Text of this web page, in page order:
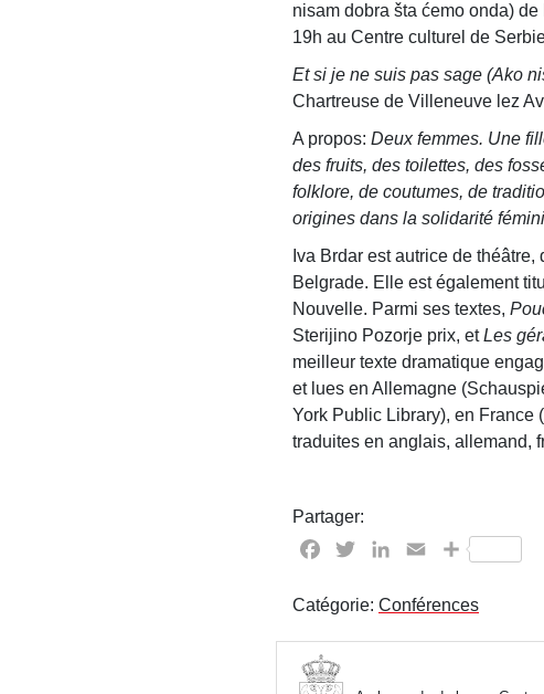
nisam dobra šta ćemo onda)
19h au Centre culturel de
Et si je ne suis pas sage (Ako
Chartreuse de Villeneuve lez
A propos: Deux femmes. Une
des fruits, des toilettes, des
folklore, de coutumes, de
origines dans la solidarité
Iva Brdar est autrice de
Belgrade. Elle est également
Nouvelle. Parmi ses textes,
Sterijino Pozorje prix, etLes
meilleur texte dramatique
et lues en Allemagne
York Public Library), en France
traduites en anglais, allemand,
Partager:
Facebook
TwitterLinkedIn
EmailPartager
Catégorie: Conférences